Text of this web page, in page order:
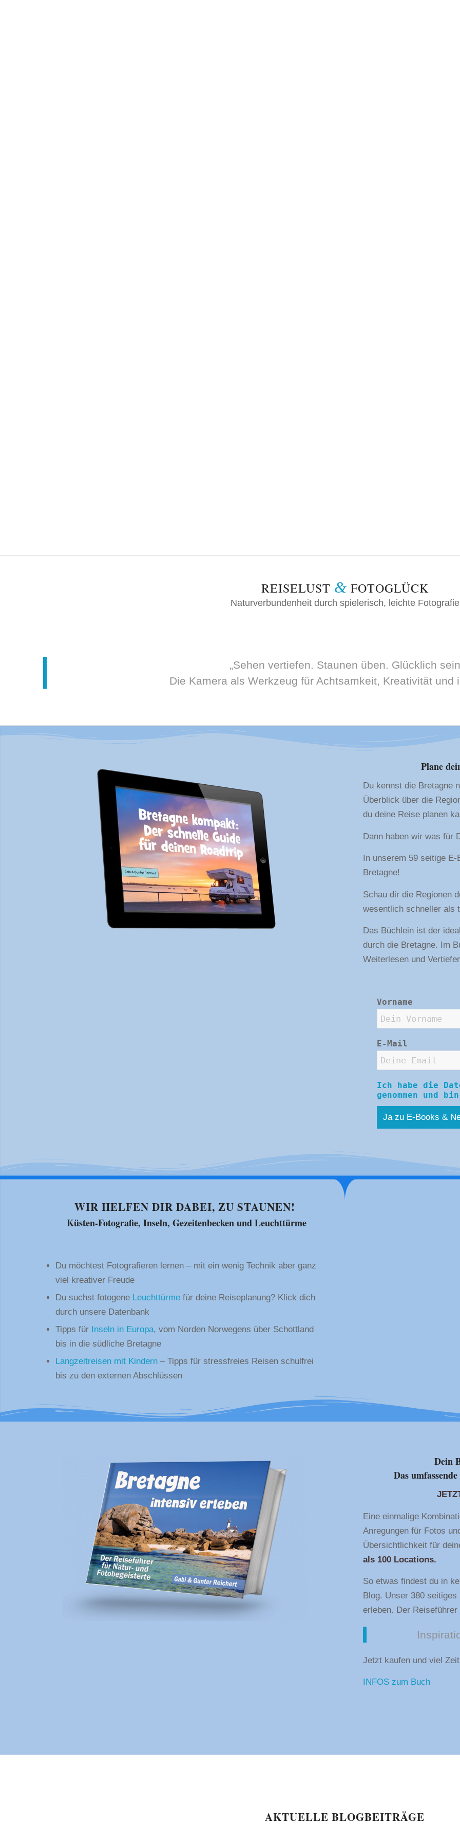
REISELUST & FOTOGLÜCK
Naturverbundenheit durch spielerisch, leichte Fotografie
„Sehen vertiefen. Staunen üben. Glücklich
Die Kamera als Werkzeug für Achtsamkeit, Kreativität und
Plane
Du kennst die Bretagne
Überblick über die
du deine Reise planen
Dann haben wir was für
In unserem 59 seitige
Bretagne!
Schau dir die Regionen
wesentlich schneller als
Das Büchlein ist der
durch die Bretagne. Im
Weiterlesen und
Vorname
E-Mail
Ich habe die
genommen und
WIR HELFEN DIR DABEI, ZU STAUNEN!
Küsten-Fotografie, Inseln, Gezeitenbecken und Leuchttürme
Du möchtest Fotografieren lernen – mit ein wenig Technik aber ganz
viel kreativer Freude
Du suchst fotogene Leuchttürmefür deine Reiseplanung? Klick dich
durch unsere Datenbank
Tipps für Inseln in Europa, vom Norden Norwegens über Schottland
bis in die südliche Bretagne
Langzeitreisen mit Kindern– Tipps für stressfreies Reisen schulfrei
bis zu den externen Abschlüssen
Dein
Das
Eine einmalige
Anregungen für Fotos
Übersichtlichkeit für
als 100 Locations.
So etwas findest du in
Blog. Unser 380
erleben. Der
Jetzt kaufen und viel
INFOS zum Buch
AKTUELLE BLOGBEITRÄGE